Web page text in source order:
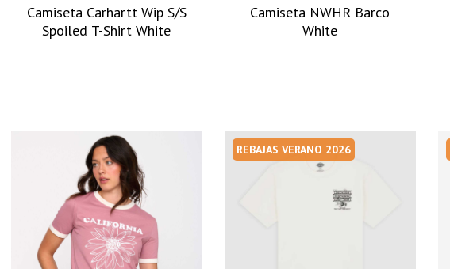
Camiseta Carhartt Wip S/S
Spoiled T-Shirt White
Camiseta NWHR Barco
White
REBAJAS VERANO 2026